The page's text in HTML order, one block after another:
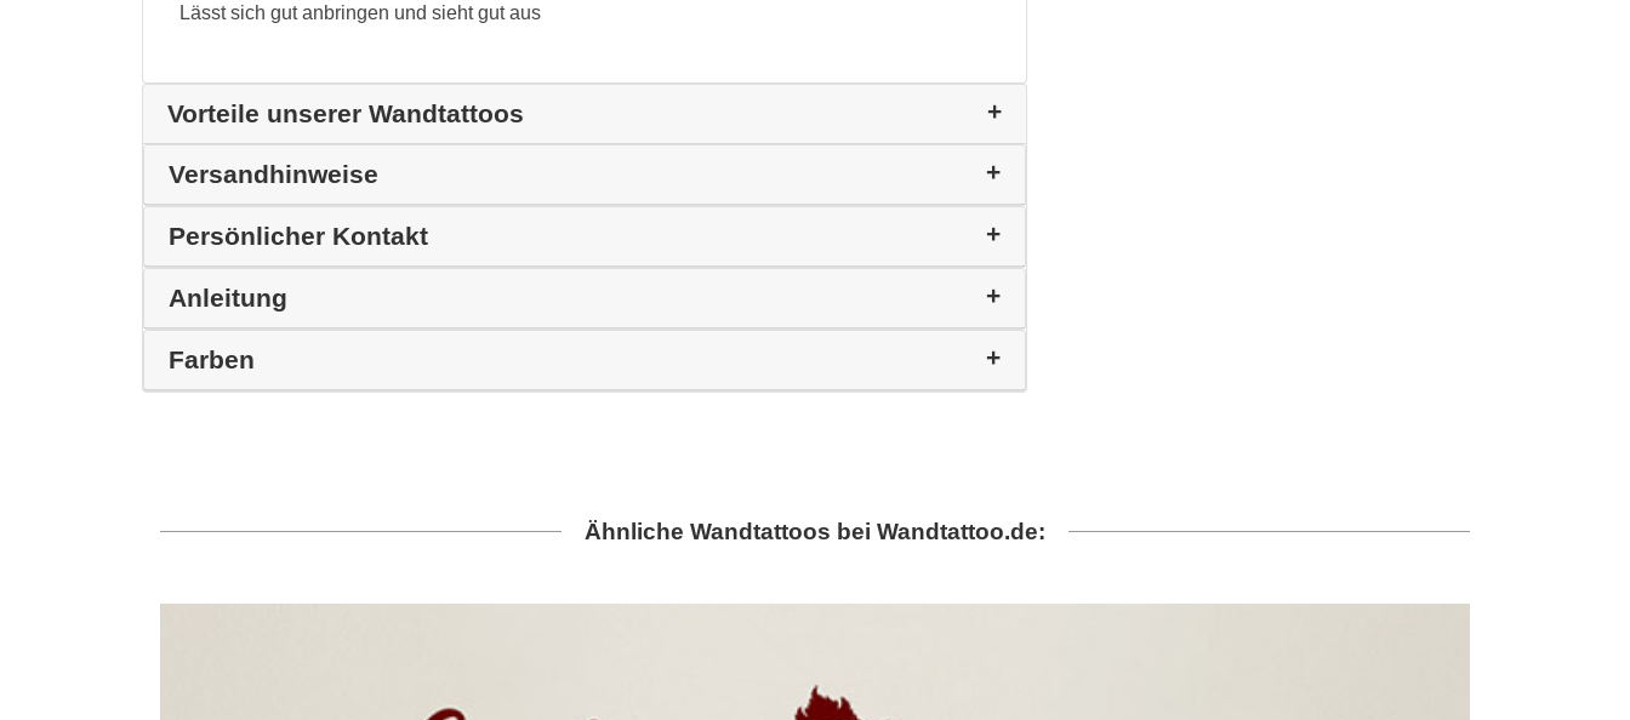
Lässt sich gut anbringen und sieht gut aus
Vorteile unserer Wandtattoos
Versandhinweise
Persönlicher Kontakt
Anleitung
Farben
Ähnliche Wandtattoos bei Wandtattoo.de: